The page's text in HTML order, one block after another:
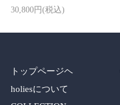
30,800円(税込)
トップページヘ
holiesについて